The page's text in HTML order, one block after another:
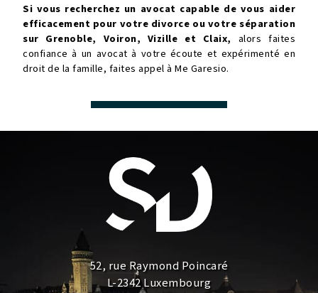
Si vous recherchez un avocat capable de vous aider
efficacement pour votre divorce ou votre séparation
sur Grenoble, Voiron, Vizille et Claix, alors faites
confiance à un avocat à votre écoute et expérimenté en
droit de la famille, faites appel à Me Garesio.
52, rue Raymond Poincaré
L-2342 Luxembourg